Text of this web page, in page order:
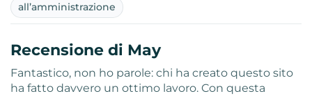
all’amministrazione
Recensione di May
Fantastico, non ho parole: chi ha creato questo sito
ha fatto davvero un ottimo lavoro. Con questa